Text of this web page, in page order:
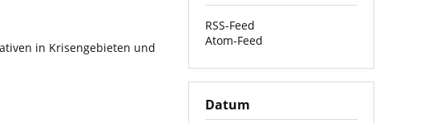
RSS-Feed
Atom-Feed
Datum
in Krisengebieten und